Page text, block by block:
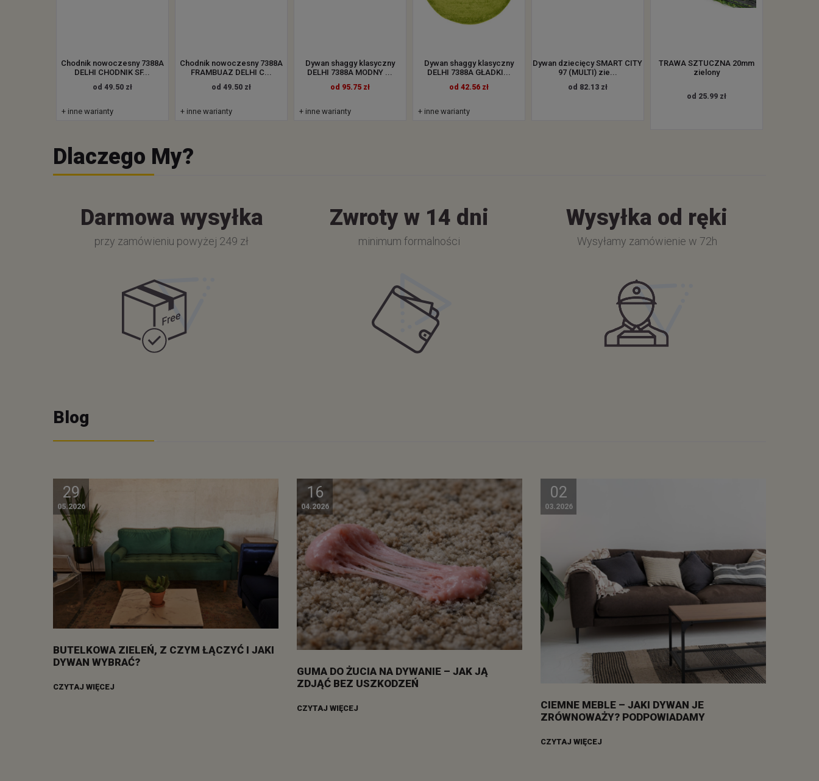
Chodnik nowoczesny 7388A
DELHI CHODNIK SF...
od 49.50 zł
+ inne warianty
Chodnik nowoczesny 7388A
FRAMBUAZ DELHI C...
od 49.50 zł
+ inne warianty
Dywan shaggy klasyczny
DELHI 7388A MODNY ...
od 95.75 zł
+ inne warianty
Dywan shaggy klasyczny
DELHI 7388A GŁADKI...
od 42.56 zł
+ inne warianty
Dywan dziecięcy SMART CITY
97 (MULTI) zie...
od 82.13 zł
TRAWA SZTUCZNA 20mm
zielony
od 25.99 zł
Dlaczego My?
Darmowa wysyłka
przy zamówieniu powyżej 249 zł
Zwroty w 14 dni
minimum formalności
Wysyłka od ręki
Wysyłamy zamówienie w 72h
Blog
29
05.2026
BUTELKOWA ZIELEŃ, Z CZYM ŁĄCZYĆ I JAKI
DYWAN WYBRAĆ?
CZYTAJ WIĘCEJ
16
04.2026
GUMA DO ŻUCIA NA DYWANIE – JAK JĄ
ZDJĄĆ BEZ USZKODZEŃ
CZYTAJ WIĘCEJ
02
03.2026
CIEMNE MEBLE – JAKI DYWAN JE
ZRÓWNOWAŻY? PODPOWIADAMY
CZYTAJ WIĘCEJ